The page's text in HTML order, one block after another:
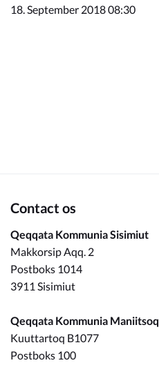
18. September 2018 08:30
Contact os
Qeqqata Kommunia Sisimiut
Makkorsip Aqq. 2
Postboks 1014
3911 Sisimiut
Qeqqata Kommunia Maniitsoq
Kuuttartoq B1077
Postboks 100